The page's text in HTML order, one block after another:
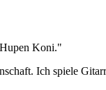
Koni."
Ich spiele